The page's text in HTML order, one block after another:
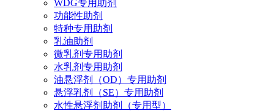
WDG专用助剂
功能性助剂
特种专用助剂
乳油助剂
微乳剂专用助剂
水乳剂专用助剂
油悬浮剂（OD）专用助剂
悬浮乳剂（SE）专用助剂
水性悬浮剂助剂（专用型）